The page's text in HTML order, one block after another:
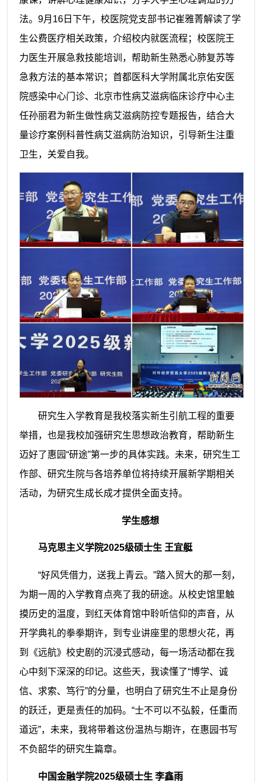
法。9月16日下午，校医院党支部书记崔雅菁解读了学
生公费医疗相关政策，介绍校内就医流程；校医院王
力医生开展急救技能培训，帮助新生熟悉心肺复苏等
急救方法的基本常识；首都医科大学附属北京佑安医
院感染中心门诊、北京市性病艾滋病临床诊疗中心主
任孙丽君为新生做性病艾滋病防控专题报告，结合大
量诊疗案例科普性病艾滋病防治知识，引导新生注重
卫生，关爱自我。
研究生入学教育是我校落实新生引航工程的重要
举措，也是我校加强研究生思想政治教育，帮助新生
迈好了惠园“研途”第一步的具体实践。未来，研究生工
作部、研究生院与各培养单位将持续开展新学期相关
活动，为研究生成长成才提供全面支持。
学生感想
马克思主义学院2025级硕士生 王宜艇
“好风凭借力，送我上青云。”踏入贸大的那一刻，
为期一周的入学教育点亮了我的研途。从校史馆里触
摸历史的温度，到红天体育馆中聆听信仰的声音，从
开学典礼的拳拳期许，到专业讲座里的思想火花，再
到《远航》校史剧的沉浸式感动，每一场活动都在我
心中刻下深深的印记。这些天，我读懂了“博学、诚
信、求索、笃行”的分量，也明白了研究生不止是身份
的跃迁，更是责任的加码。“士不可以不弘毅，任重而
道远”，未来，我将带着这份温热与期许，在惠园书写
不负韶华的研究生篇章。
中国金融学院2025级硕士生 李鑫雨